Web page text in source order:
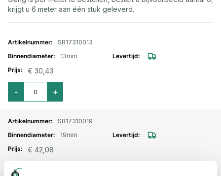
krijgt u 6 meter aan één stuk geleverd.
SB17310013
13mm
€ 30,43
Aantal voor Reinigingsslang NBR 13x23mm 20 bar blauw FDA
+
-
SB17310019
19mm
€ 42,08
-